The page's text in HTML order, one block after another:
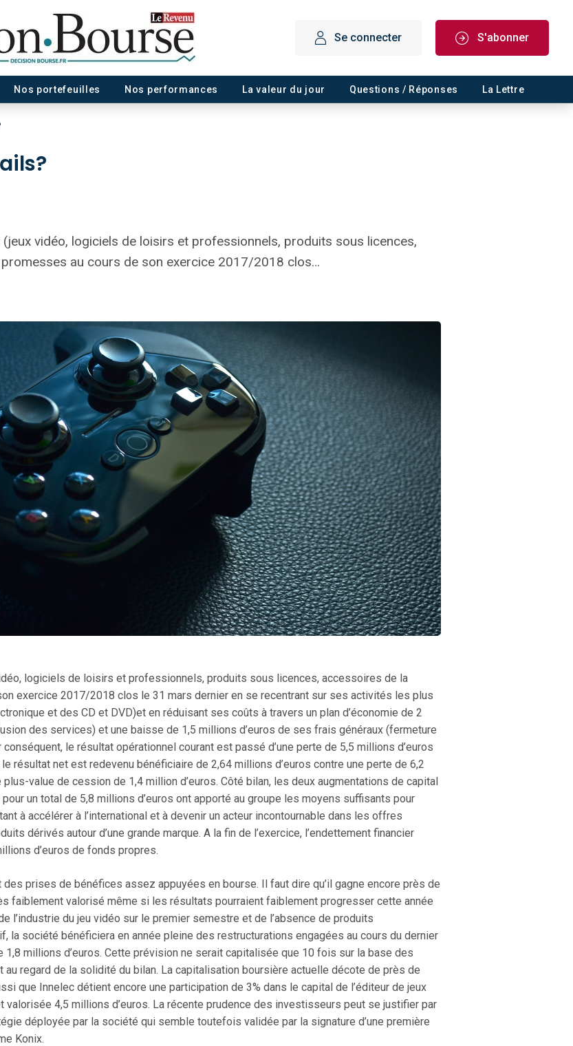
Se connecter S'abonner
Nos portefeuilles Nos performances La valeur du jour Questions / Réponses La Lettre
vidéo, logiciels de loisirs et professionnels, produits sous licences,
au cours de son exercice 2017/2018 clos…
logiciels de loisirs et professionnels, produits sous licences, accessoires de la
exercice 2017/2018 clos le 31 mars dernier en se recentrant sur ses activités les plus
et des CD et DVD)et en réduisant ses coûts à travers un plan d’économie de 2
des services) et une baisse de 1,5 millions d’euros de ses frais généraux (fermeture
le résultat opérationnel courant est passé d’une perte de 5,5 millions d’euros
résultat net est redevenu bénéficiaire de 2,64 millions d’euros contre une perte de 6,2
value de cession de 1,4 million d’euros. Côté bilan, les deux augmentations de capital
un total de 5,8 millions d’euros ont apporté au groupe les moyens suffisants pour
à accélérer à l’international et à devenir un acteur incontournable dans les offres
dérivés autour d’une grande marque. A la fin de l’exercice, l’endettement financier
d’euros de fonds propres.
prises de bénéfices assez appuyées en bourse. Il faut dire qu’il gagne encore près de
faiblement valorisé même si les résultats pourraient faiblement progresser cette année
l’industrie du jeu vidéo sur le premier semestre et de l’absence de produits
la société bénéficiera en année pleine des restructurations engagées au cours du dernier
1,8 millions d’euros. Cette prévision ne serait capitalisée que 10 fois sur la base des
au regard de la solidité du bilan. La capitalisation boursière actuelle décote de près de
que Innelec détient encore une participation de 3% dans le capital de l’éditeur de jeux
4,5 millions d’euros. La récente prudence des investisseurs peut se justifier par
déployée par la société qui semble toutefois validée par la signature d’une première
Konix.